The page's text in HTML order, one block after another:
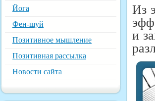
Йога
Фен-шуй
Позитивное мышление
Позитивная рассылка
Новости сайта
Из
и